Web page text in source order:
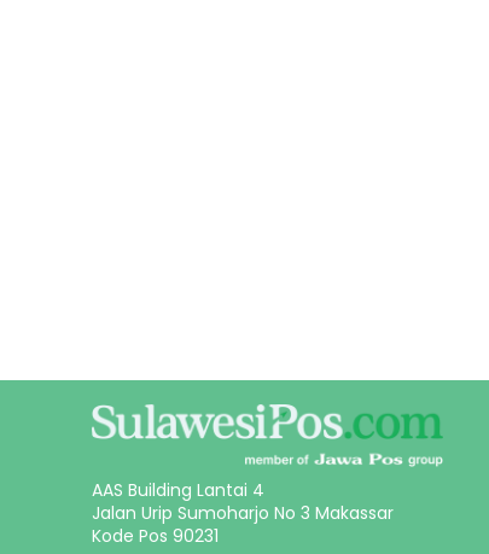
AAS Building Lantai 4
Jalan Urip Sumoharjo No 3 Makassar
Kode Pos 90231